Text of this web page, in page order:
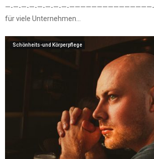
—-—-—-—-—-—-—-—-———————————————-
für viele Unternehmen...
Schönheits-und Körperpflege